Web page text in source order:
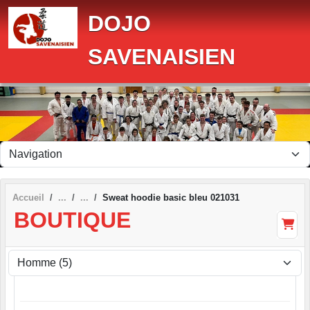
DOJO
SAVENAISIEN
Accueil Sweat hoodie basic bleu 021031
BOUTIQUE
Panneau de gestion des cookies